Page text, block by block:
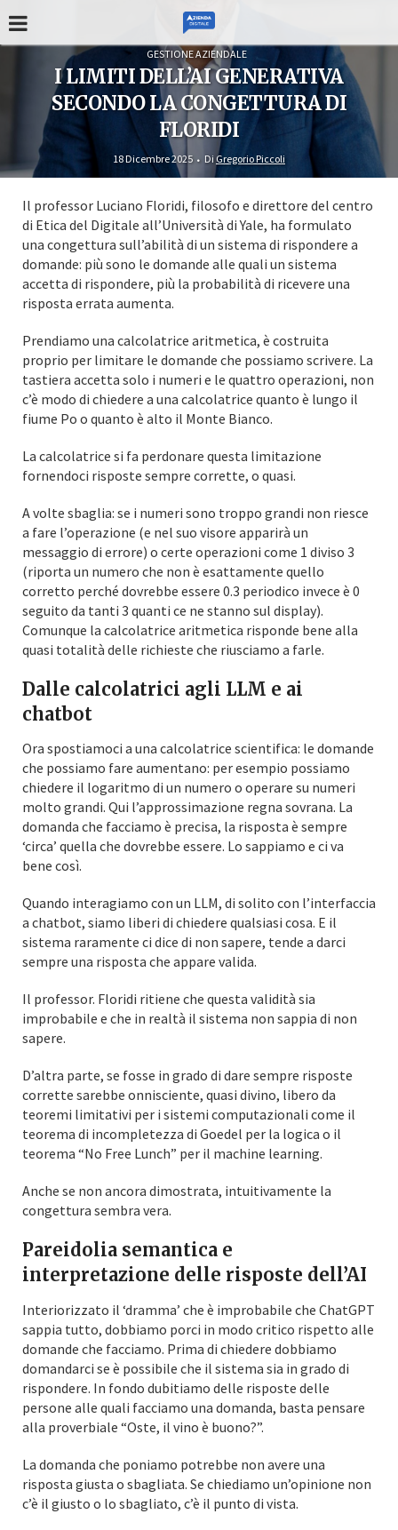
GESTIONE AZIENDALE
I LIMITI DELL’AI GENERATIVA
SECONDO LA CONGETTURA DI
FLORIDI
18 Dicembre 2025 Di Gregorio Piccoli
Il professor Luciano Floridi, filosofo e direttore del centro
di Etica del Digitale all’Università di Yale, ha formulato
una congettura sull’abilità di un sistema di rispondere a
domande: più sono le domande alle quali un sistema
accetta di rispondere, più la probabilità di ricevere una
risposta errata aumenta.
Prendiamo una calcolatrice aritmetica, è costruita
proprio per limitare le domande che possiamo scrivere. La
tastiera accetta solo i numeri e le quattro operazioni, non
c’è modo di chiedere a una calcolatrice quanto è lungo il
fiume Po o quanto è alto il Monte Bianco.
La calcolatrice si fa perdonare questa limitazione
fornendoci risposte sempre corrette, o quasi.
A volte sbaglia: se i numeri sono troppo grandi non riesce
a fare l’operazione (e nel suo visore apparirà un
messaggio di errore) o certe operazioni come 1 diviso 3
(riporta un numero che non è esattamente quello
corretto perché dovrebbe essere 0.3 periodico invece è 0
seguito da tanti 3 quanti ce ne stanno sul display).
Comunque la calcolatrice aritmetica risponde bene alla
quasi totalità delle richieste che riusciamo a farle.
Dalle calcolatrici agli LLM e ai
chatbot
Ora spostiamoci a una calcolatrice scientifica: le domande
che possiamo fare aumentano: per esempio possiamo
chiedere il logaritmo di un numero o operare su numeri
molto grandi. Qui l’approssimazione regna sovrana. La
domanda che facciamo è precisa, la risposta è sempre
‘circa’ quella che dovrebbe essere. Lo sappiamo e ci va
bene così.
Quando interagiamo con un LLM, di solito con l’interfaccia
a chatbot, siamo liberi di chiedere qualsiasi cosa. E il
sistema raramente ci dice di non sapere, tende a darci
sempre una risposta che appare valida.
Il professor. Floridi ritiene che questa validità sia
improbabile e che in realtà il sistema non sappia di non
sapere.
D’altra parte, se fosse in grado di dare sempre risposte
corrette sarebbe onnisciente, quasi divino, libero da
teoremi limitativi per i sistemi computazionali come il
teorema di incompletezza di Goedel per la logica o il
teorema “No Free Lunch” per il machine learning.
Anche se non ancora dimostrata, intuitivamente la
congettura sembra vera.
Pareidolia semantica e
interpretazione delle risposte dell’AI
Interiorizzato il ‘dramma’ che è improbabile che ChatGPT
sappia tutto, dobbiamo porci in modo critico rispetto alle
domande che facciamo. Prima di chiedere dobbiamo
domandarci se è possibile che il sistema sia in grado di
rispondere. In fondo dubitiamo delle risposte delle
persone alle quali facciamo una domanda, basta pensare
alla proverbiale “Oste, il vino è buono?”.
La domanda che poniamo potrebbe non avere una
risposta giusta o sbagliata. Se chiediamo un’opinione non
c’è il giusto o lo sbagliato, c’è il punto di vista.